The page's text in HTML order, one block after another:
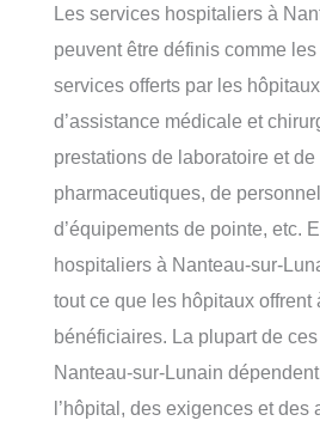
Les services hospitaliers à
peuvent être définis comme
services offerts par les
d’assistance médicale et
prestations de laboratoire et
pharmaceutiques, de
d’équipements de pointe, etc.
hospitaliers à Nanteau-sur-
tout ce que les hôpitaux offrent
bénéficiaires. La plupart de
Nanteau-sur-Lunain
l’hôpital, des exigences et des